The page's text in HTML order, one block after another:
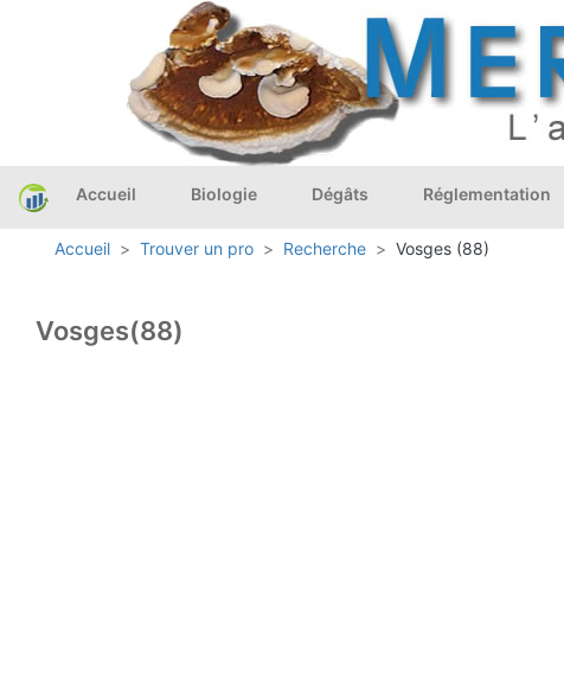
Accueil Biologie Dégâts Réglementation
Accueil Trouver un pro Recherche Vosges (88)
Vosges(88)